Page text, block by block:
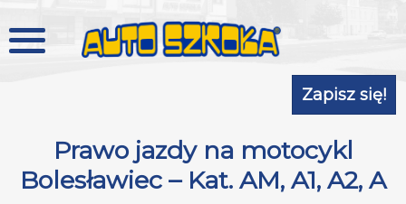
Zapisz się!
Prawo jazdy na motocykl
Bolesławiec – Kat. AM, A1, A2, A